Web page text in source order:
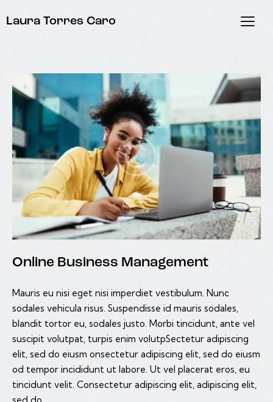
Laura Torres Caro
Online Business Management
Mauris eu nisi eget nisi imperdiet vestibulum. Nunc
sodales vehicula risus. Suspendisse id mauris sodales,
blandit tortor eu, sodales justo. Morbi tincidunt, ante vel
suscipit volutpat, turpis enim volutpSectetur adipiscing
elit, sed do eiusm onsectetur adipiscing elit, sed do eiusm
od tempor incididunt ut labore. Ut vel placerat eros, eu
tincidunt velit. Consectetur adipiscing elit, adipiscing elit,
sed do.